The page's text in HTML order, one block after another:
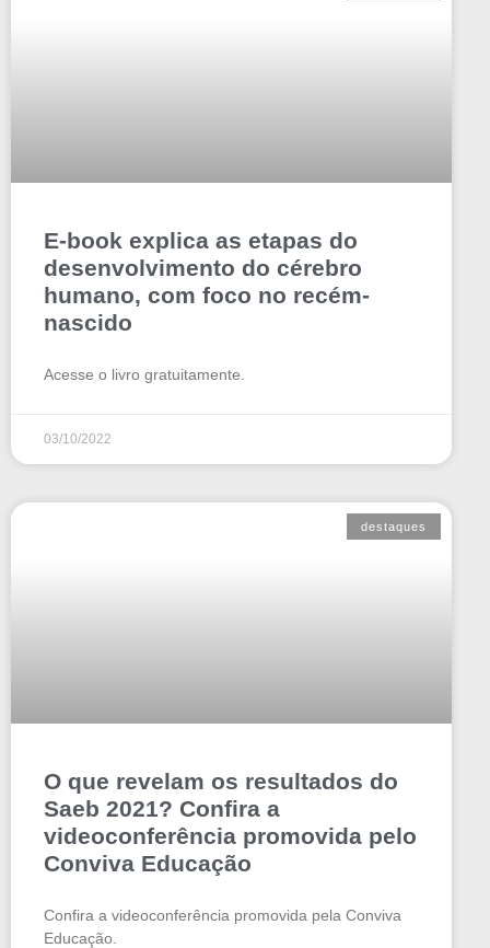
E-book explica as etapas do
desenvolvimento do cérebro
humano, com foco no recém-
nascido
Acesse o livro gratuitamente.
03/10/2022
destaques
O que revelam os resultados do
Saeb 2021? Confira a
videoconferência promovida pelo
Conviva Educação
Confira a videoconferência promovida pela Conviva
Educação.